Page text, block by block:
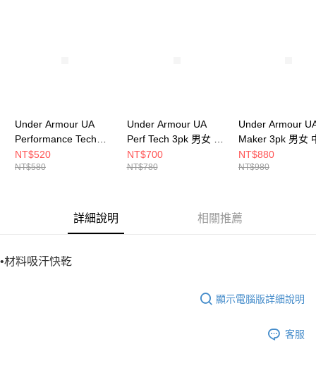
Under Armour UA
Performance Tech
3pk 男女 短襪
1382035-011
NT$520
NT$580
Under Armour UA
Perf Tech 3pk 男女 中
長襪 1382033-100
NT$700
NT$780
Under Armour
Maker 3pk 男女
襪 1382025-600
NT$880
NT$980
詳細說明 相關推薦
•材料吸汗快乾
顯示電腦版詳細說明
客服